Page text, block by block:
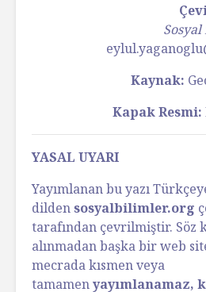
Kaynak:
Kapak Resmi:
YASAL UYARI
Yayımlanan bu yazı
dilden sosyalbilimler.org
tarafından çevrilmiştir. Söz
alınmadan başka bir web
mecrada kısmen veya
tamamenyayımlanamaz,